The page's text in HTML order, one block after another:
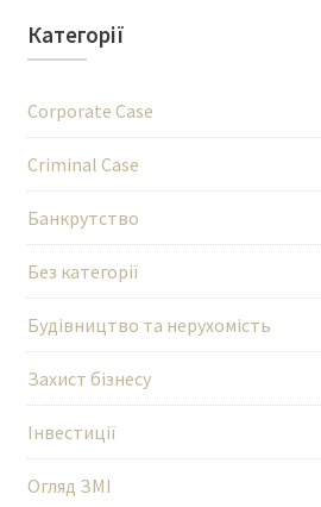
Категорії
Corporate Case
Criminal Case
Банкрутство
Без категорії
Будівництво та нерухомість
Захист бізнесу
Інвестиції
Огляд ЗМІ